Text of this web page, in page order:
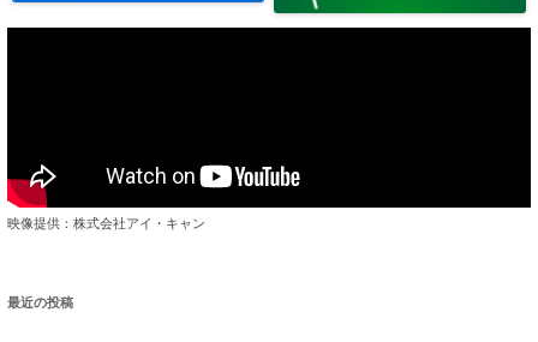
映像提供：株式会社アイ・キャン
最近の投稿